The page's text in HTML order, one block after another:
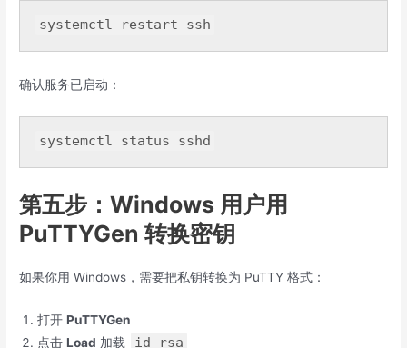
systemctl restart ssh
确认服务已启动：
systemctl status sshd
第五步：Windows 用户用
PuTTYGen 转换密钥
如果你用 Windows，需要把私钥转换为 PuTTY 格式：
打开PuTTYGen
点击Load 加载 id_rsa